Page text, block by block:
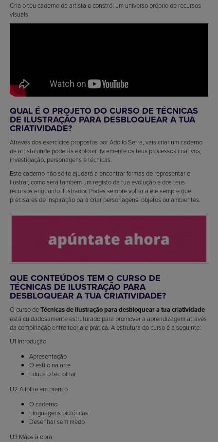
Cria o teu caderno de artista e constrói um universo próprio de recursos
visuais
QUAL É O PROJETO DO CURSO DE TÉCNICAS
DE ILUSTRAÇÃO PARA DESBLOQUEAR A TUA
CRIATIVIDADE?
Através dos exercícios propostos por Adolfo Serra, vais criar um caderno
de artista onde poderás explorar livremente os teus processos criativos,
investigação, personagens e técnicas.
Este caderno não só te ajudará a encontrar formas de representar e
ilustrar, como será também um registo da tua evolução e dos teus
recursos enquanto ilustrador. Podes sempre voltar a ele sempre que
precisares de inspiração para criar personagens, objetos ou ambientes.
QUE CONTEÚDOS TEM O CURSO DE
TÉCNICAS DE ILUSTRAÇÃO PARA
DESBLOQUEAR A TUA CRIATIVIDADE?
O curso deTécnicas de Ilustração para desbloquear a tua criatividade
está cuidadosamente estruturado para promover a aprendizagem através
da combinação entre teoria e prática. A estrutura do curso é a seguinte:
U1 Introdução
Apresentação
O estilo na arte
Educa o teu olhar
U2 A folha em branco
O caderno
Linguagens pictóricas
Desenhar sem medo
U3 Mãos à obra